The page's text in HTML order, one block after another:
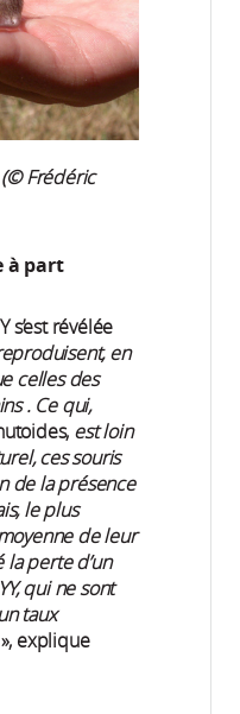
Frédéric
à part
s’est révélée
en
celles des
. Ce qui,
est loin
ces souris
de la présence
le plus
de leur
perte d’un
qui ne sont
taux
», explique